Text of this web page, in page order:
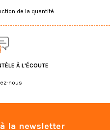
de la quantité
À L'ÉCOUTE
nous
la newsletter